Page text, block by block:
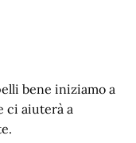
bene iniziamo a
ci aiuterà a